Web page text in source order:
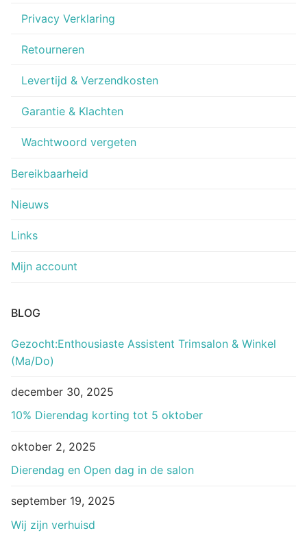
Privacy Verklaring
Retourneren
Levertijd & Verzendkosten
Garantie & Klachten
Wachtwoord vergeten
Bereikbaarheid
Nieuws
Links
Mijn account
BLOG
Gezocht:Enthousiaste Assistent Trimsalon & Winkel
(Ma/Do)
december 30, 2025
10% Dierendag korting tot 5 oktober
oktober 2, 2025
Dierendag en Open dag in de salon
september 19, 2025
Wij zijn verhuisd